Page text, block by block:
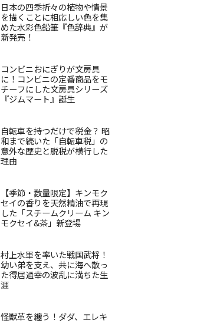
日本の四季折々の植物や情景
を描くことに相応しい色を集
めた水彩色鉛筆『色辞典』が
新発売！
コンビニおにぎりが文房具
に！コンビニの定番商品をモ
チーフにした文房具シリーズ
『ジムマート』誕生
自転車を持つだけで税金？ 昭
和まで続いた「自転車税」の
意外な歴史と脱税が横行した
理由
【季節・数量限定】キンモク
セイの香りを天然精油で再現
した「スチームクリーム キン
モクセイ&茶」新登場
村上水軍を率いた戦国武将！
幼い弟を支え、共に海へ散っ
た得居通幸の波乱に満ちた生
涯
怪獣革を纏う！ダダ、エレキ